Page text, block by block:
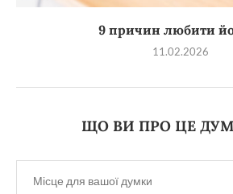
9 причин любити
11.02.2026
ЩО ВИ ПРО ЦЕ